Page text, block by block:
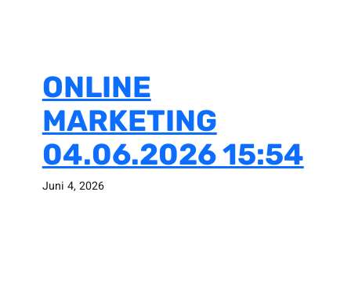
ONLINE
MARKETING
04.06.2026 15:54
Juni 4, 2026